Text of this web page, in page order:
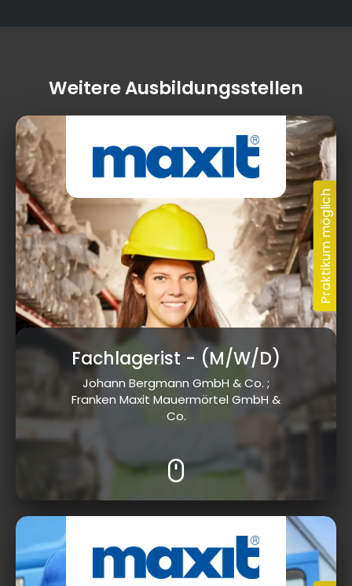
Weitere Ausbildungsstellen
Fachlagerist - (M/W/D)
Johann Bergmann GmbH & Co. ;
Franken Maxit Mauermörtel GmbH &
Co.